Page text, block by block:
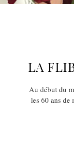
LA
Au début du
les 60 ans de